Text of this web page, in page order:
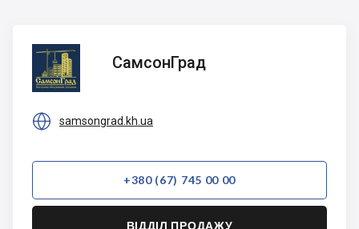
СамсонГрад
СамсонГрад
 samsongrad.kh.ua
+380 (67) 745 00 00
ВІДДІЛ ПРОДАЖУ